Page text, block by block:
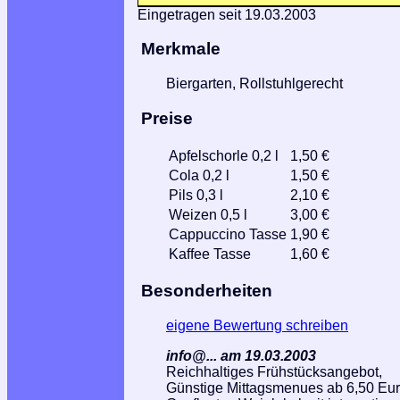
Eingetragen seit 19.03.2003
Merkmale
Biergarten, Rollstuhlgerecht
Preise
Apfelschorle 0,2 l
1,50 €
Cola 0,2 l
1,50 €
Pils 0,3 l
2,10 €
Weizen 0,5 l
3,00 €
Cappuccino Tasse 1,90 €
Kaffee Tasse
1,60 €
Besonderheiten
eigene Bewertung schreiben
info@... am 19.03.2003
Reichhaltiges Frühstücksangebot,
Günstige Mittagsmenues ab 6,50